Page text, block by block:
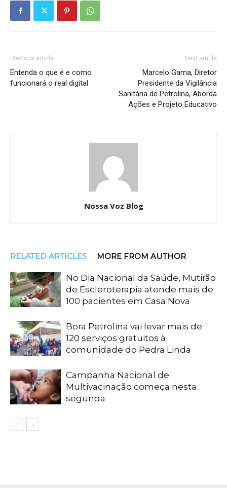
Previous article
Entenda o que é e como
funcionará o real digital
Next article
Marcelo Gama, Diretor
Presidente da Vigilância
Sanitária de Petrolina, Aborda
Ações e Projeto Educativo
Nossa Voz Blog
RELATED ARTICLES MORE FROM AUTHOR
No Dia Nacional da Saúde, Mutirão
de Escleroterapia atende mais de
100 pacientes em Casa Nova
Bora Petrolina vai levar mais de
120 serviços gratuitos à
comunidade do Pedra Linda
Campanha Nacional de
Multivacinação começa nesta
segunda